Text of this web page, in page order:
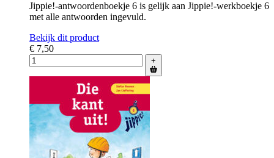
Jippie!-antwoordenboekje 6 is gelijk aan Jippie!-werkboekje 6
met alle antwoorden ingevuld.
Bekijk dit product
€ 7,50
+